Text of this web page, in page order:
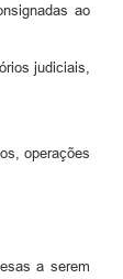
ao
judiciais,
operações
a serem